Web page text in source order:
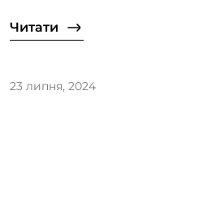
Читати
23 липня, 2024